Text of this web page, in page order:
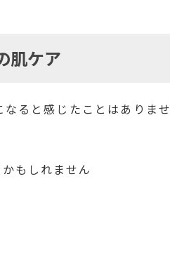
肌ケア
なると感じたことはありませ
もしれません